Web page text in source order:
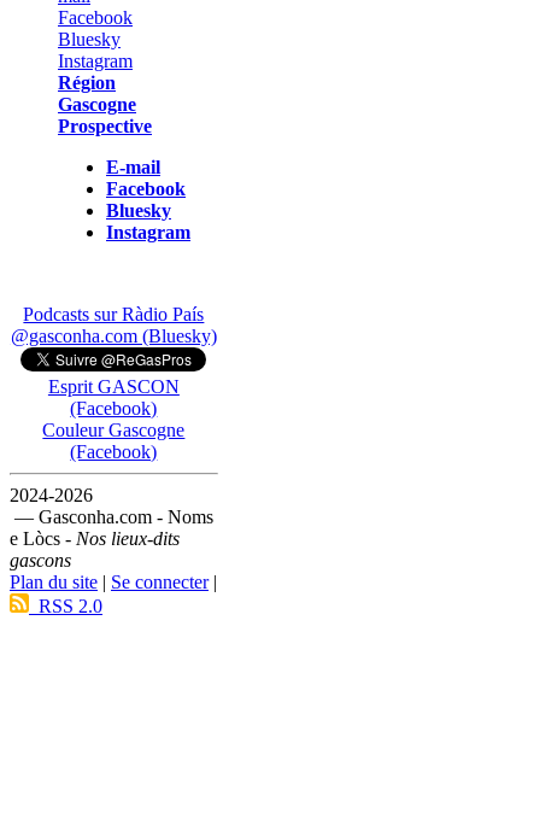
Région
Gascogne
Prospective
E-mail
Facebook
Bluesky
Instagram
Podcasts sur Ràdio País
@gasconha.com (Bluesky)
Esprit GASCON
(Facebook)
Couleur Gascogne
(Facebook)
2024-2026
— Gasconha.com - Noms
e Lòcs - Nos lieux-dits
gascons
Plan du site | Se connecter|
RSS 2.0